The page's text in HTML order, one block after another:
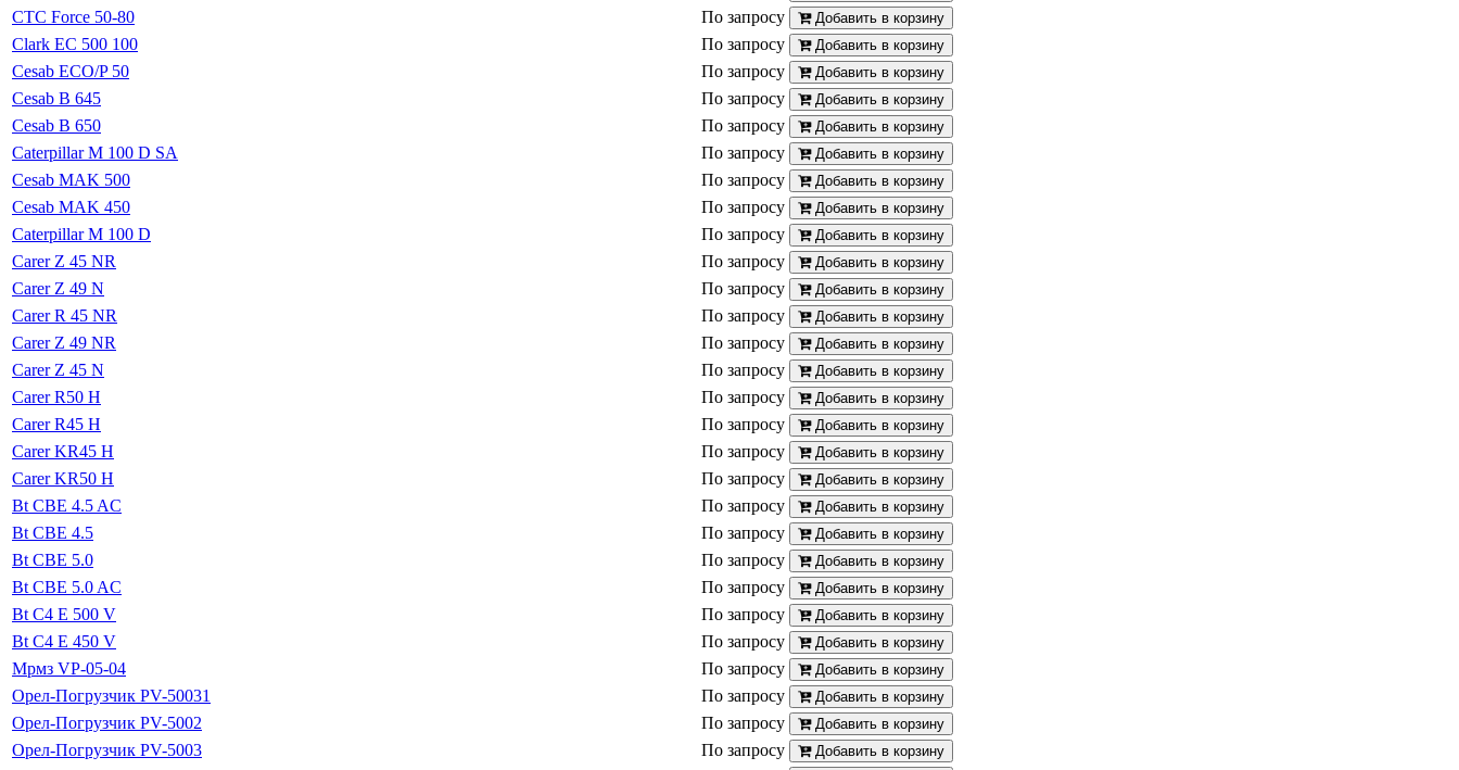
CTC Force 50-80 По запросу Добавить в корзину
Clark EC 500 100 По запросу Добавить в корзину
Cesab ECO/P 50 По запросу Добавить в корзину
Cesab B 645 По запросу Добавить в корзину
Cesab B 650 По запросу Добавить в корзину
Caterpillar M 100 D SA По запросу Добавить в корзину
Cesab MAK 500 По запросу Добавить в корзину
Cesab MAK 450 По запросу Добавить в корзину
Caterpillar M 100 D По запросу Добавить в корзину
Carer Z 45 NR По запросу Добавить в корзину
Carer Z 49 N По запросу Добавить в корзину
Carer R 45 NR По запросу Добавить в корзину
Carer Z 49 NR По запросу Добавить в корзину
Carer Z 45 N По запросу Добавить в корзину
Carer R50 H По запросу Добавить в корзину
Carer R45 H По запросу Добавить в корзину
Carer KR45 H По запросу Добавить в корзину
Carer KR50 H По запросу Добавить в корзину
Bt CBE 4.5 AC По запросу Добавить в корзину
Bt CBE 4.5 По запросу Добавить в корзину
Bt CBE 5.0 По запросу Добавить в корзину
Bt CBE 5.0 AC По запросу Добавить в корзину
Bt C4 E 500 V По запросу Добавить в корзину
Bt C4 E 450 V По запросу Добавить в корзину
Мрмз VP-05-04 По запросу Добавить в корзину
Орел-Погрузчик PV-50031 По запросу Добавить в корзину
Орел-Погрузчик PV-5002 По запросу Добавить в корзину
Орел-Погрузчик PV-5003 По запросу Добавить в корзину